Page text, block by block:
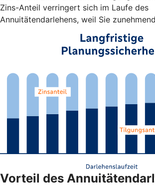
Zins-Anteil verringert sich im Laufe des
Annuitätendarlehens, weil Sie
Vorteil des